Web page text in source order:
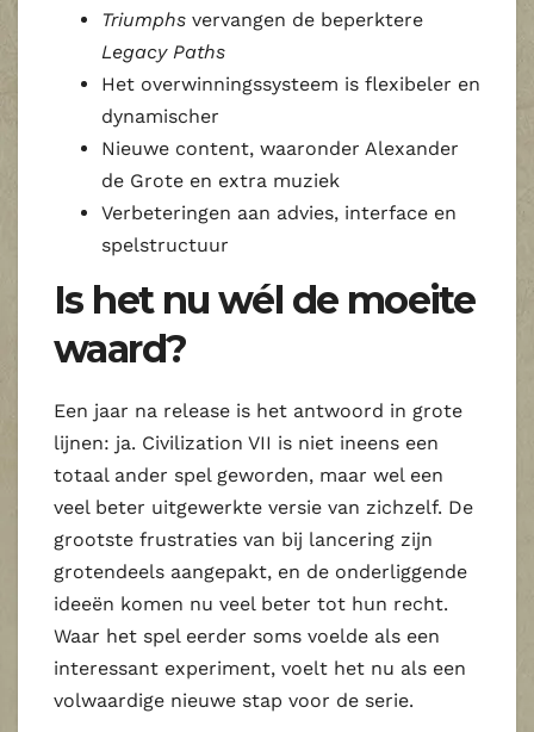
Triumphs vervangen de beperktere
Legacy Paths
Het overwinningssysteem is flexibeler en
dynamischer
Nieuwe content, waaronder Alexander
de Grote en extra muziek
Verbeteringen aan advies, interface en
spelstructuur
Is het nu wél de moeite
waard?
Een jaar na release is het antwoord in grote
lijnen: ja. Civilization VII is niet ineens een
totaal ander spel geworden, maar wel een
veel beter uitgewerkte versie van zichzelf. De
grootste frustraties van bij lancering zijn
grotendeels aangepakt, en de onderliggende
ideeën komen nu veel beter tot hun recht.
Waar het spel eerder soms voelde als een
interessant experiment, voelt het nu als een
volwaardige nieuwe stap voor de serie.